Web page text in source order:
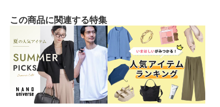
この商品に関連する特集